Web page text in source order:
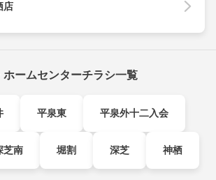
店
ームセンターチラシ一覧
平泉東 平泉外十二入会
芝南 堀割 深芝 神栖